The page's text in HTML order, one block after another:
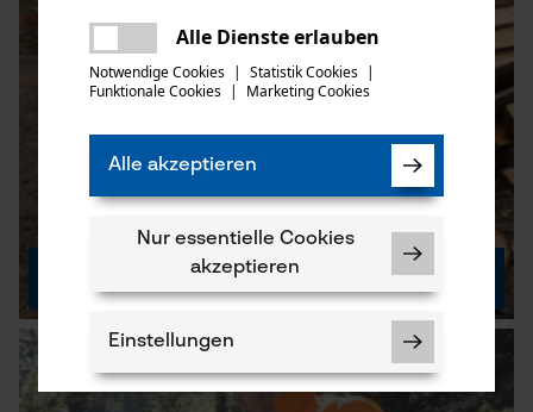
Alle Dienste erlauben
Notwendige Cookies | Statistik Cookies |
Funktionale Cookies | Marketing Cookies
Alle akzeptieren
Nur essentielle Cookies
akzeptieren
Einstellungen
Es ist ein Fehler aufgetreten. Bitte
versuchen Sie es erneut.
mail